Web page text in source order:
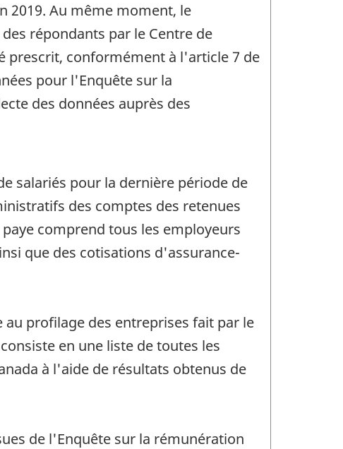
2019. Au même moment, le
répondants par le Centre de
prescrit, conformément à l'article 7 de
pour l'Enquête sur la
des données auprès des
salariés pour la dernière période de
des comptes des retenues
comprend tous les employeurs
que des cotisations d'assurance-
profilage des entreprises fait par le
en une liste de toutes les
à l'aide de résultats obtenus de
de l'Enquête sur la rémunération